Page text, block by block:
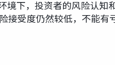
境下，投资者的风险认知
接受度仍然较低，不能有